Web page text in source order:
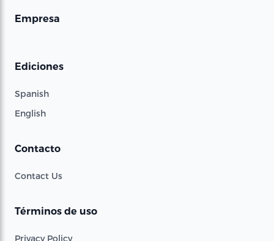
Empresa
Ediciones
Spanish
English
Contacto
Contact Us
Términos de uso
Privacy Policy